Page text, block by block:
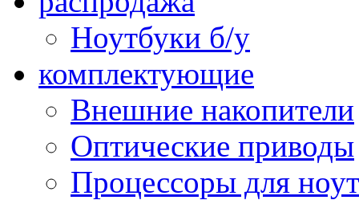
Ноутбуки б/у
комплектующие
Внешние накопители
Оптические приводы
Процессоры для